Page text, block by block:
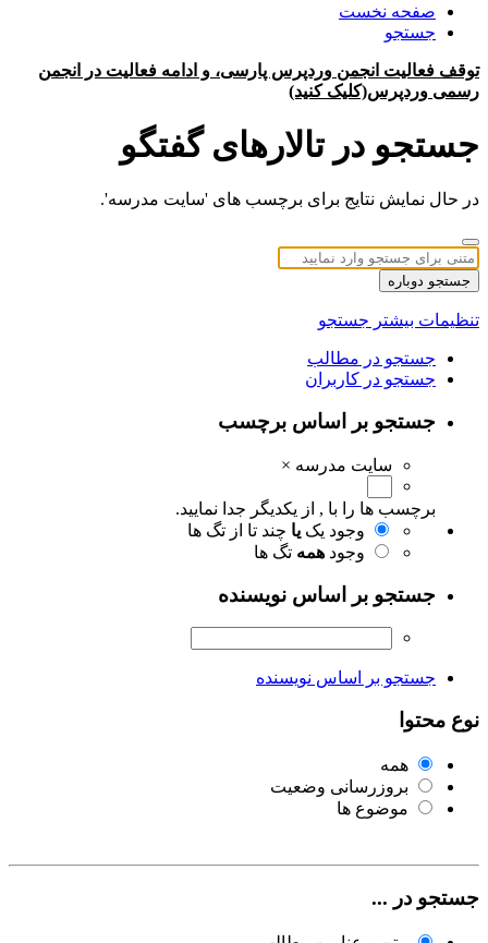
صفحه نخست
جستجو
توقف فعالیت انجمن وردپرس پارسی، و ادامه فعالیت در انجمن
رسمی وردپرس(کلیک کنید)
جستجو در تالارهای گفتگو
در حال نمایش نتایج برای برچسب های 'سایت مدرسه'.
جستجو دوباره
تنظیمات بیشتر جستجو
جستجو در مطالب
جستجو در کاربران
جستجو بر اساس برچسب
سایت مدرسه ×
برچسب ها را با , از یکدیگر جدا نمایید.
وجود یک یا چند تا از تگ ها
وجود همه تگ ها
جستجو بر اساس نویسنده
جستجو بر اساس نویسنده
نوع محتوا
همه
بروزرسانی وضعیت
موضوع ها
جستجو در ...